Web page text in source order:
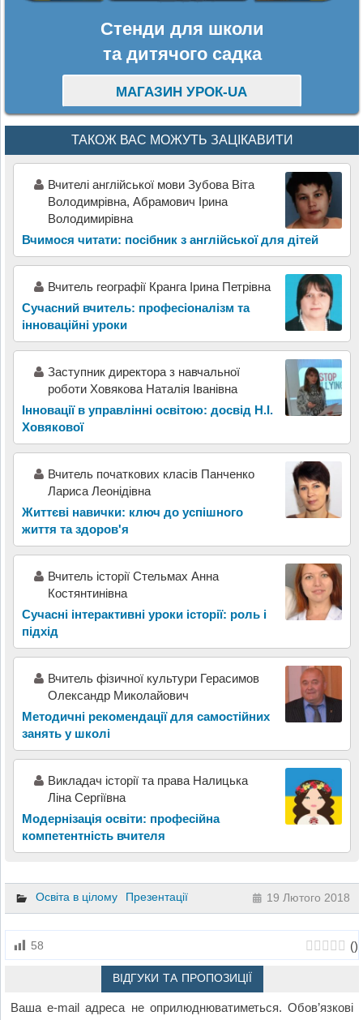
Стенди для школи
та дитячого садка
МАГАЗИН УРОК-UA
ТАКОЖ ВАС МОЖУТЬ ЗАЦІКАВИТИ
Вчителі англійської мови Зубова Віта
Володимрівна, Абрамович Ірина
Володимирівна
Вчимося читати: посібник з англійської для дітей
Вчитель географії Кранга Ірина Петрівна
Сучасний вчитель: професіоналізм та
інноваційні уроки
Заступник директора з навчальної
роботи Ховякова Наталія Іванівна
Інновації в управлінні освітою: досвід Н.І.
Ховякової
Вчитель початкових класів Панченко
Лариса Леонідівна
Життєві навички: ключ до успішного
життя та здоров'я
Вчитель історії Стельмах Анна
Костянтинівна
Сучасні інтерактивні уроки історії: роль і
підхід
Вчитель фізичної культури Герасимов
Олександр Миколайович
Методичні рекомендації для самостійних
занять у школі
Викладач історії та права Налицька
Ліна Сергіївна
Модернізація освіти: професійна
компетентність вчителя
Освіта в цілому Презентації 19 Лютого 2018
58 ()
ВІДГУКИ ТА ПРОПОЗИЦІЇ
Ваша e-mail адреса не оприлюднюватиметься. Обов’язкові